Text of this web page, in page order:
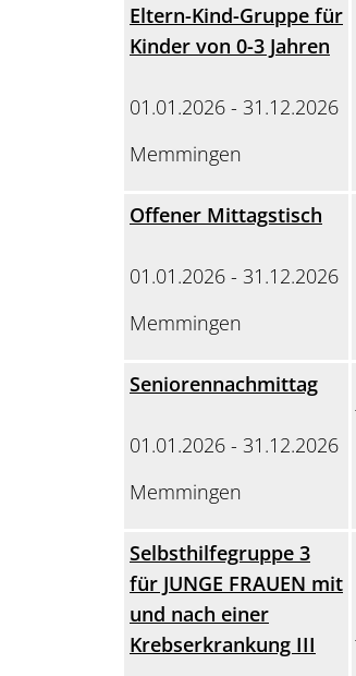
Eltern-Kind-Gruppe für
Kinder von 0-3 Jahren
01.01.2026 - 31.12.2026
Memmingen
Offener Mittagstisch
01.01.2026 - 31.12.2026
Memmingen
Seniorennachmittag
01.01.2026 - 31.12.2026
Memmingen
Selbsthilfegruppe 3
für JUNGE FRAUEN mit
und nach einer
Krebserkrankung III